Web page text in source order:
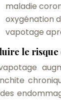
maladie
oxygénation
vapotage
le